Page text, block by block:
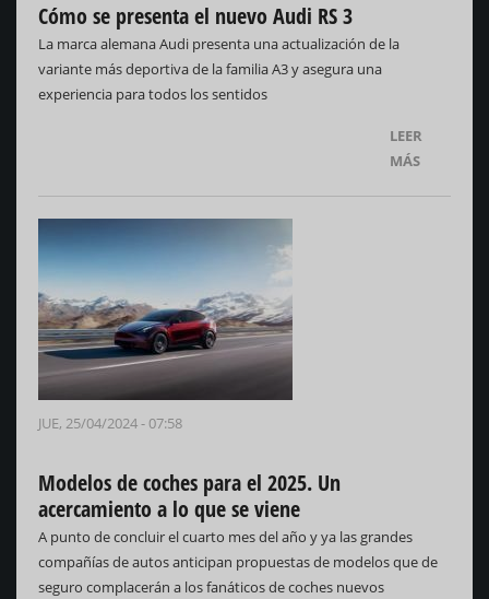
Cómo se presenta el nuevo Audi RS 3
La marca alemana Audi presenta una actualización de la
variante más deportiva de la familia A3 y asegura una
experiencia para todos los sentidos
LEER
MÁS
JUE, 25/04/2024 - 07:58
Modelos de coches para el 2025. Un
acercamiento a lo que se viene
A punto de concluir el cuarto mes del año y ya las grandes
compañías de autos anticipan propuestas de modelos que de
seguro complacerán a los fanáticos de coches nuevos